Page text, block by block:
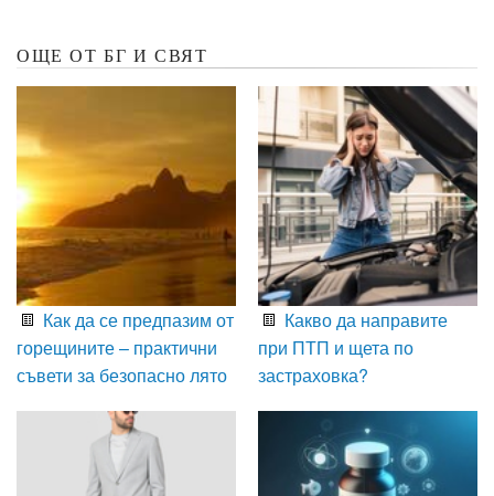
ОЩЕ ОТ БГ И СВЯТ
Как да се предпазим от
горещините – практични
съвети за безопасно лято
Какво да направите
при ПТП и щета по
застраховка?